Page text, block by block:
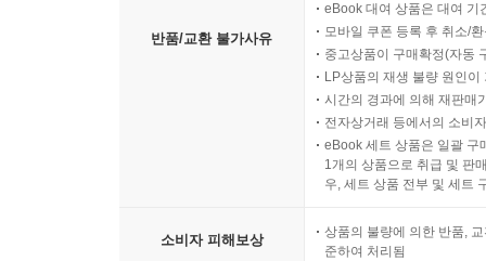
반품/교환 불가사유
eBook 대여 상품은 대여 기
모바일 쿠폰 등록 후 취소/
중고상품이 구매확정(자동
LP상품의 재생 불량 원인
시간의 경과에 의해 재판매
전자상거래 등에서의 소비
eBook 세트 상품은 일괄 구
1개의 상품으로 취급 및 판
우, 세트 상품 전부 및 세트
소비자 피해보상
상품의 불량에 의한 반품,
준하여 처리됨